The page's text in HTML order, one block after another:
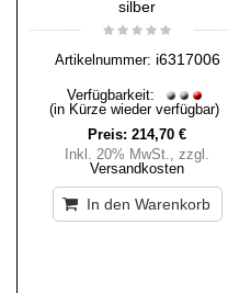
silber
Artikelnummer: i6317006
Verfügbarkeit:
(in Kürze wieder verfügbar)
Preis: 214,70 €
Inkl. 20% MwSt., zzgl.
Versandkosten
In den Warenkorb